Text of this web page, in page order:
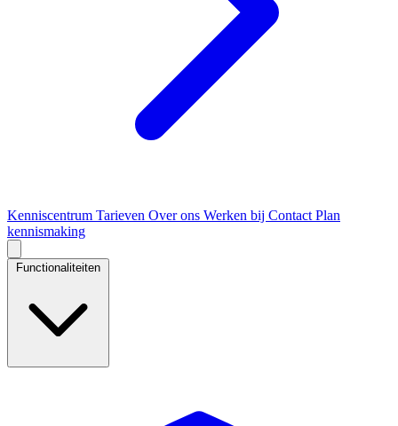
Kenniscentrum Tarieven Over ons Werken bij Contact Plan
kennismaking
Functionaliteiten